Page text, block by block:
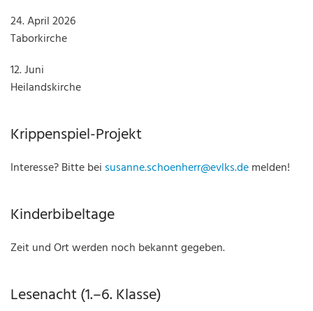
24. April 2026
Taborkirche
12. Juni
Heilandskirche
Krippenspiel-Projekt
Interesse? Bitte bei susanne.schoenherr@evlks.demelden!
Kinderbibeltage
Zeit und Ort werden noch bekannt gegeben.
Lesenacht (1.–6. Klasse)